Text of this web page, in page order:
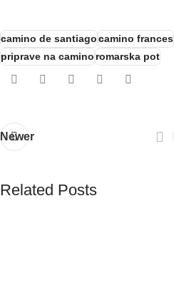
camino de santiagocamino frances
priprave na caminoromarska pot
Newer
Related Posts